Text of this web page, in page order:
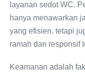
layanan sedot WC.
hanya menawarkan
yang efisien, tetapi
ramah dan responsif
Keamanan adalah